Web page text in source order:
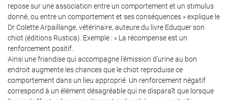
En cochant cette case, vous consentez à recevoir nos propositions commerciales à
l'adresse email indiqué ci-dessus. Vous pouvez vous désinscrire à tout moment en
repose sur une association entre un comportement et un stimulus
donné, ou entre un comportement et ses conséquences » explique le
Dr Colette Arpaillange, vétérinaire, auteure du livre Eduquer son
chiot (éditions Rustica). Exemple : « La récompense est un
renforcement positif.
Ainsi une friandise qui accompagne l’émission d’urine au bon
endroit augmente les chances que le chiot reproduise ce
comportement dans un lieu approprié. Un renforcement négatif
correspond à un élément désagréable qui ne disparaît que lorsque